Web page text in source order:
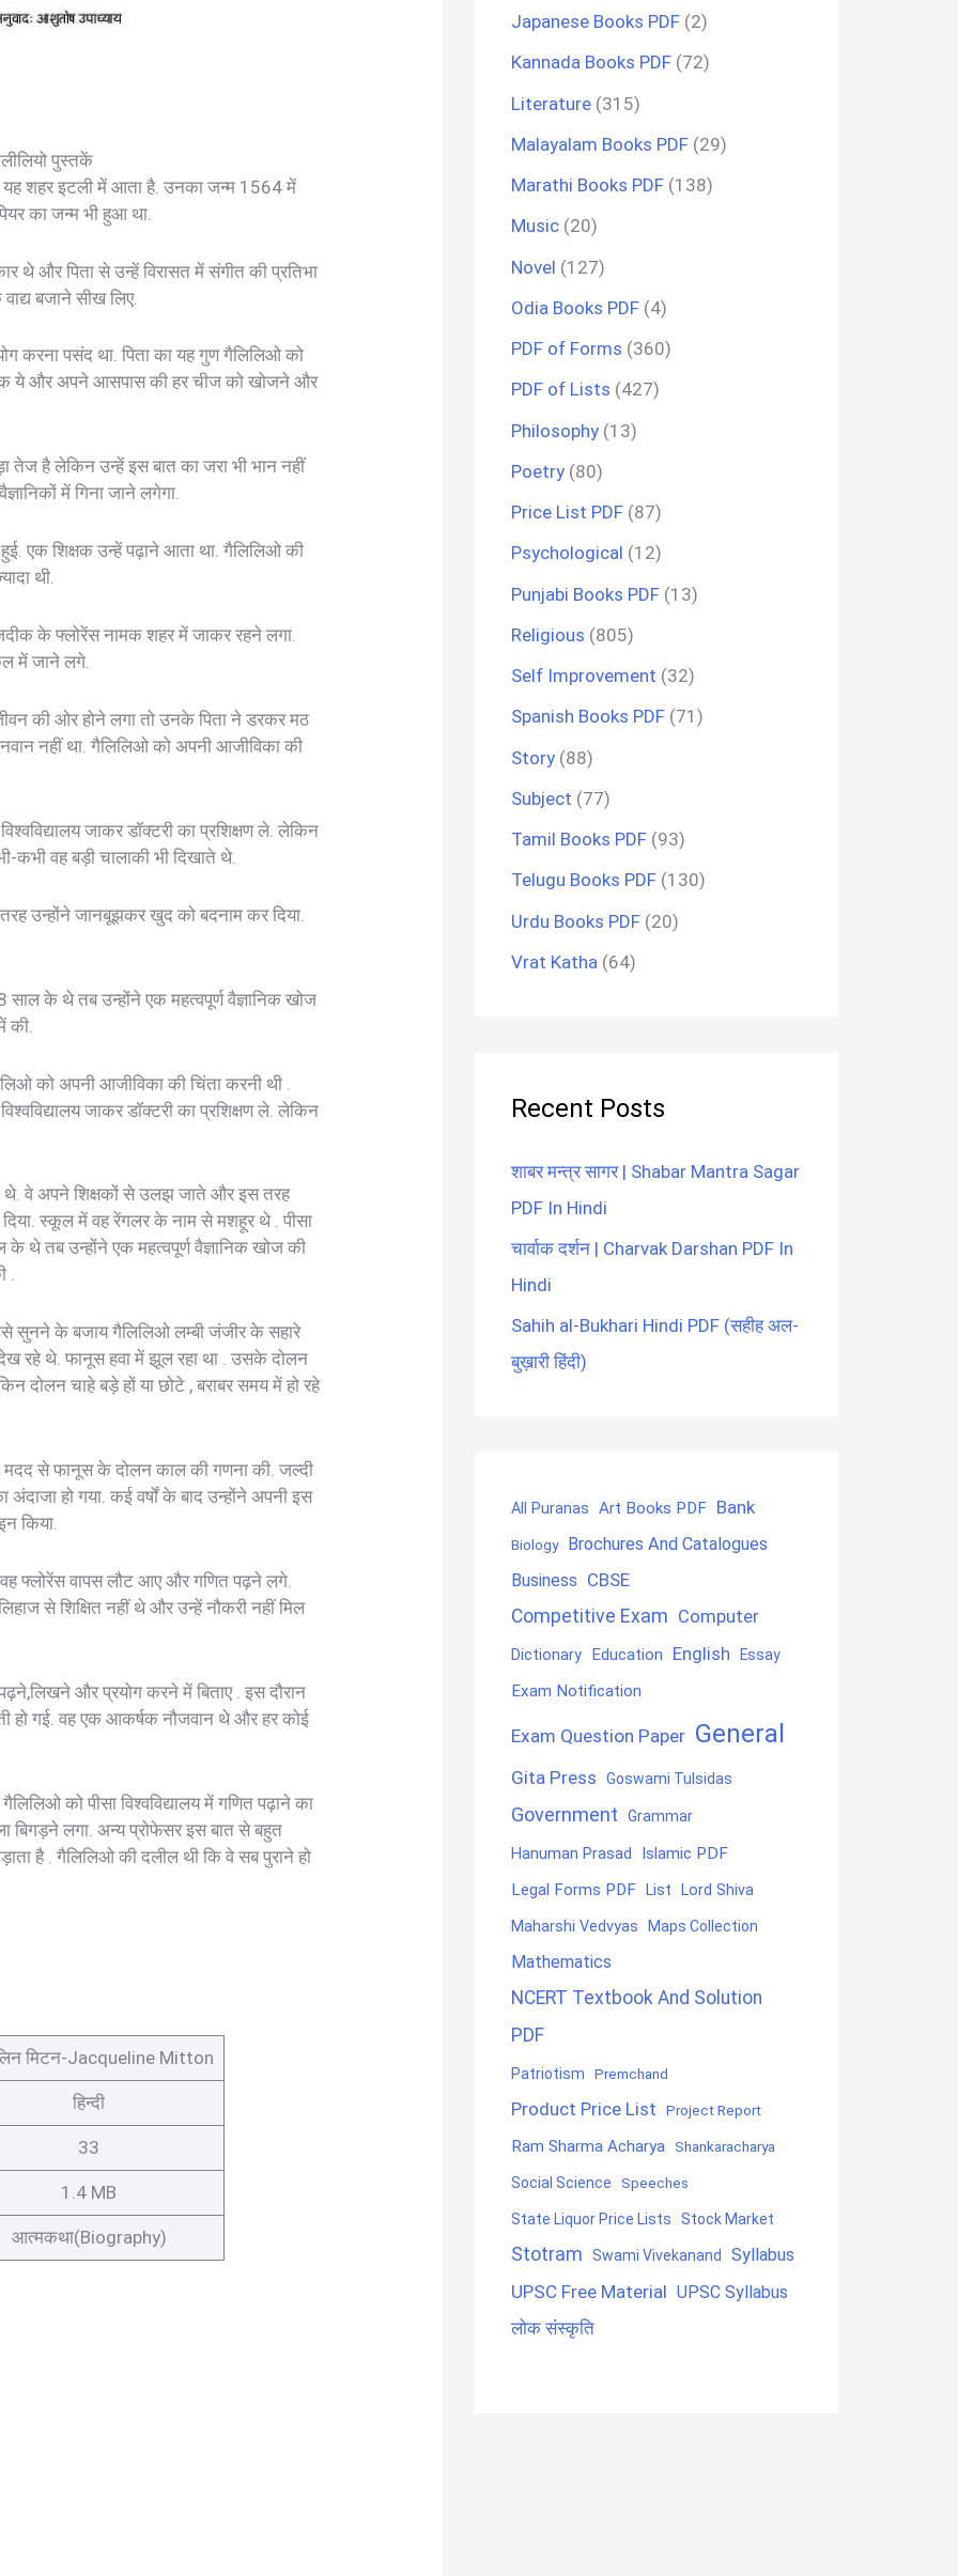
पुस्तकें
शहर इटली में आता है. उनका जन्म 1564 में
का जन्म भी हुआ था.
थे और पिता से उन्हें विरासत में संगीत की प्रतिभा
बजाने सीख लिए.
करना पसंद था. पिता का यह गुण गैलिलिओ को
ये और अपने आसपास की हर चीज को खोजने और
है लेकिन उन्हें इस बात का जरा भी भान नहीं
में गिना जाने लगेगा.
एक शिक्षक उन्हें पढ़ाने आता था. गैलिलिओ की
थी.
के फ्लोरेंस नामक शहर में जाकर रहने लगा.
में जाने लगे.
की ओर होने लगा तो उनके पिता ने डरकर मठ
नहीं था. गैलिलिओ को अपनी आजीविका की
जाकर डॉक्टरी का प्रशिक्षण ले. लेकिन
वह बड़ी चालाकी भी दिखाते थे.
उन्होंने जानबूझकर खुद को बदनाम कर दिया.
साल के थे तब उन्होंने एक महत्वपूर्ण वैज्ञानिक खोज
की.
को अपनी आजीविका की चिंता करनी थी .
जाकर डॉक्टरी का प्रशिक्षण ले. लेकिन
थे. वे अपने शिक्षकों से उलझ जाते और इस तरह
स्कूल में वह रेंगलर के नाम से मशहूर थे . पीसा
थे तब उन्होंने एक महत्वपूर्ण वैज्ञानिक खोज की
.
सुनने के बजाय गैलिलिओ लम्बी जंजीर के सहारे
रहे थे. फानूस हवा में झूल रहा था . उसके दोलन
दोलन चाहे बड़े हों या छोटे , बराबर समय में हो रहे
से फानूस के दोलन काल की गणना की. जल्दी
हो गया. कई वर्षों के बाद उन्होंने अपनी इस
किया.
वह फ्लोरेंस वापस लौट आए और गणित पढ़ने लगे.
से शिक्षित नहीं थे और उन्हें नौकरी नहीं मिल
और प्रयोग करने में बिताए . इस दौरान
हो गई. वह एक आकर्षक नौजवान थे और हर कोई
को पीसा विश्वविद्यालय में गणित पढ़ाने का
लगा. अन्य प्रोफेसर इस बात से बहुत
है . गैलिलिओ की दलील थी कि वे सब पुराने हो
मिटन-Jacqueline Mitton
हिन्दी
33
1.4 MB
आत्मकथा(Biography)
Japanese Books PDF (2)
Kannada Books PDF (72)
Literature (315)
Malayalam Books PDF (29)
Marathi Books PDF (138)
Music (20)
Novel (127)
Odia Books PDF (4)
PDF of Forms (360)
PDF of Lists (427)
Philosophy (13)
Poetry (80)
Price List PDF (87)
Psychological (12)
Punjabi Books PDF (13)
Religious (805)
Self Improvement (32)
Spanish Books PDF (71)
Story (88)
Subject (77)
Tamil Books PDF (93)
Telugu Books PDF (130)
Urdu Books PDF (20)
Vrat Katha (64)
Recent Posts
शाबर मन्त्र सागर | Shabar Mantra Sagar
PDF In Hindi
चार्वाक दर्शन | Charvak Darshan PDF In
Hindi
Sahih al-Bukhari Hindi PDF (सहीह अल-
बुख़ारी हिंदी)
All Puranas Art Books PDF Bank
Biology
Brochures And Catalogues
Business CBSE
Competitive Exam Computer
Dictionary Education English Essay
Exam Notification
Exam Question Paper General
Gita Press Goswami Tulsidas
Government Grammar
Hanuman Prasad
Islamic PDF
Legal Forms PDF List Lord Shiva
Maharshi Vedvyas Maps Collection
Mathematics
NCERT Textbook And Solution
PDF
Patriotism Premchand
Product Price List Project Report
Ram Sharma Acharya Shankaracharya
Social Science Speeches
State Liquor Price Lists Stock Market
Stotram Swami Vivekanand Syllabus
UPSC Free Material UPSC Syllabus
लोक संस्कृति